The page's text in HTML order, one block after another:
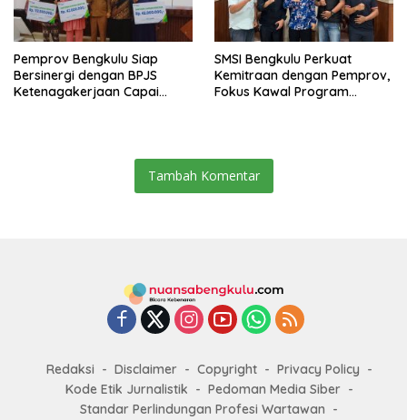
Pemprov Bengkulu Siap
Bersinergi dengan BPJS
Ketenagakerjaan Capai
SMSI Bengkulu Perkuat
Kemitraan dengan Pemprov,
Fokus Kawal Program
Tambah Komentar
Redaksi Disclaimer Copyright
Privacy Policy
Kode Etik Jurnalistik
Pedoman Media Siber
Standar Perlindungan Profesi Wartawan